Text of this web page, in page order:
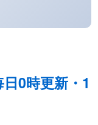
0時更新・1